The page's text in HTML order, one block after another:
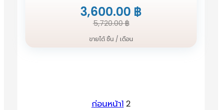
5,720.00฿
Original
price
3,600.00 ฿
Current
price
ขายได้ ชิ้น / เดือน
ก่อนหน้า1 2